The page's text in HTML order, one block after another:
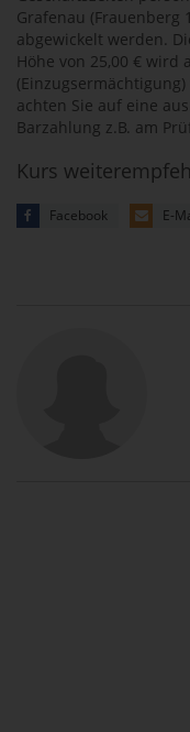
Grafenau (Frauenberg
abgewickelt werden.
Höhe von 25,00 € wird
achten Sie auf eine
Barzahlung z.B. am
Kurs
Facebook E-